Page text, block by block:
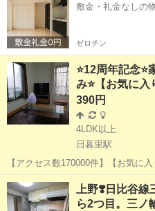
敷金・礼金なしの
ゼロチン
⭐️12周年記念
み⭐️【お気に
390円
4LDK以上
日暮里駅
【アクセス数170000件】【お気に
た！皆様ありがとうございます！
の実施です！ どんな物件?事故物件?違法物件?そんな事、有りませ
ん。ちゃんと許可物...
東京 荒川区 日暮里駅 シ
上野❣️日比谷
ら2つ目。三ノ